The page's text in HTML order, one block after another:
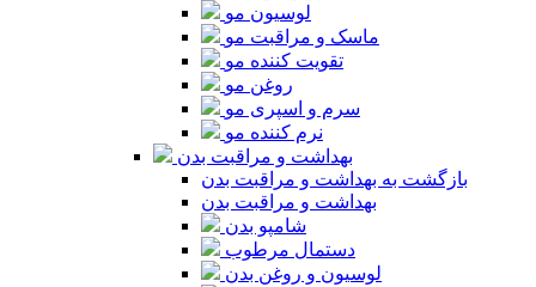
لوسیون مو
ماسک و مراقبت مو
تقویت کننده مو
روغن مو
سرم و اسپری مو
نرم کننده مو
بهداشت و مراقبت بدن
بازگشت به بهداشت و مراقبت بدن
بهداشت و مراقبت بدن
شامپو بدن
دستمال مرطوب
لوسیون و روغن بدن